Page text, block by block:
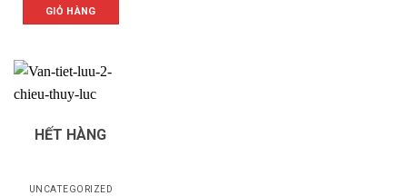
GIỎ HÀNG
HẾT HÀNG
UNCATEGORIZED